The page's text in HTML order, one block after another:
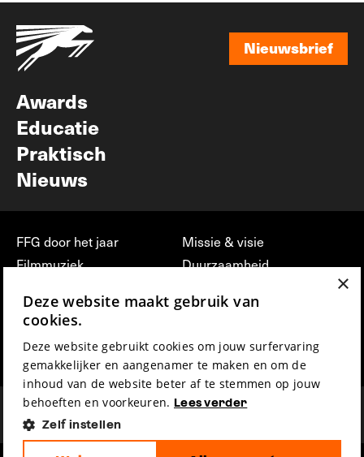
Nieuwsbrief
Awards
Educatie
Praktisch
Nieuws
FFG door het jaar
Filmmuziek
Press & Industry
Film Fest Friends
Missie & visie
Duurzaamheid
vrijwilligerswerk bij FFG
Privacy & Disclaimer
×
Deze website maakt gebruik van
cookies.
Deze website gebruikt cookies om jouw surfervaring
gemakkelijker en aangenamer te maken en om de
inhoud van de website beter af te stemmen op jouw
behoeften en voorkeuren. Lees verder
Zelf instellen